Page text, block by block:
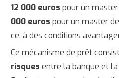
12 000 euros pour un master
000 euros pour un master
ce, à des conditions
Ce mécanisme de prêt
risques entre la banque et la